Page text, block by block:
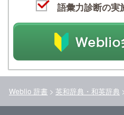
語彙力診断の実
Weblio 辞書 > 英和辞典・和英辞典 >